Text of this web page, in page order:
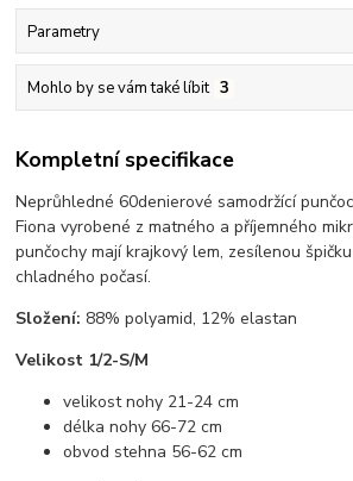
Parametry
Mohlo by se vám také líbit 3
Kompletní specifikace
Neprůhledné 60denierové samodržící
Fiona vyrobené z matného a příjemného
punčochy mají krajkový lem, zesílenou
chladného počasí.
Složení: 88% polyamid, 12% elastan
Velikost 1/2-S/M
velikost nohy 21-24 cm
délka nohy 66-72 cm
obvod stehna 56-62 cm